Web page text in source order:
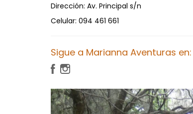
Dirección: Av. Principal s/n
Celular: 094 461 661
Sigue a Marianna Aventuras en: